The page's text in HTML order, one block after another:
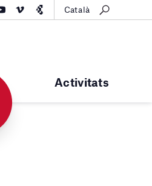
Activitats
Català